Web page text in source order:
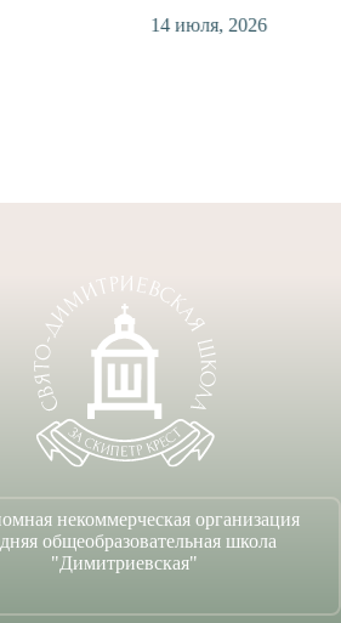
14 июля, 2026
некоммерческая организация
общеобразовательная школа
"Димитриевская"